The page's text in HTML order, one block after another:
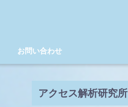
お問い合わせ
アクセス解析研究所